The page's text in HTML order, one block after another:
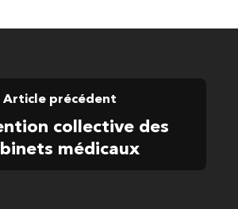
Article précédent
collective des
médicaux